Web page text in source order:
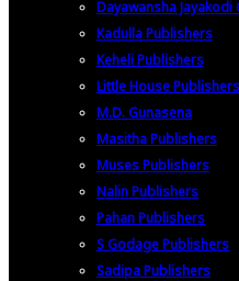
Dayawansha Jayakodi
Kadulla Publishers
Keheli Publishers
Little House Publishers
M.D. Gunasena
Masitha Publishers
Muses Publishers
Nalin Publishers
Pahan Publishers
S Godage Publishers
Sadipa Publishers